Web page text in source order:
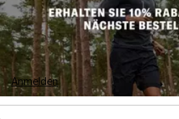
Anmelden